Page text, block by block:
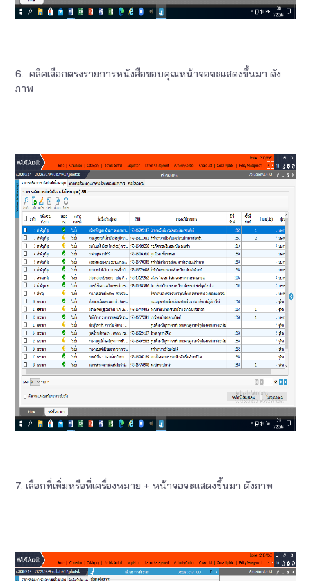
6. คลิคเลือกตรงรายการหนังสือขอบคุณหน้าจอจะแสดงขึ้นมา ดัง
ภาพ
7. เลือกที่เพิ่มหรือที่เครื่องหมาย + หน้าจอจะแสดงขึ้นมา ดังภาพ